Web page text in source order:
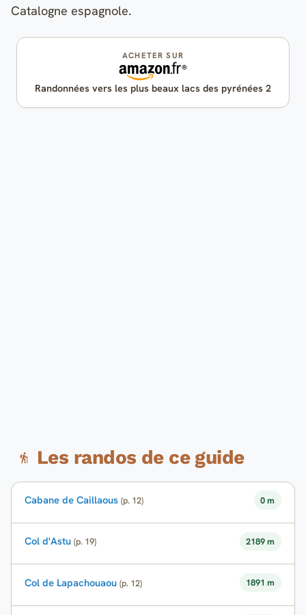
Catalogne espagnole.
ACHETER SUR
Randonnées vers les plus beaux lacs des pyrénées 2
Les randos de ce guide
Cabane de Caillaous(p. 12) 0 m
Col d'Astu(p. 19) 2189 m
Col de Lapachouaou(p. 12) 1891 m